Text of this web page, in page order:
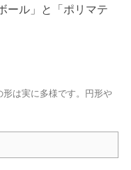
ール」と「ポリマテ
形は実に多様です。円形や